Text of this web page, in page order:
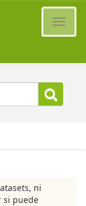
ni
si puede